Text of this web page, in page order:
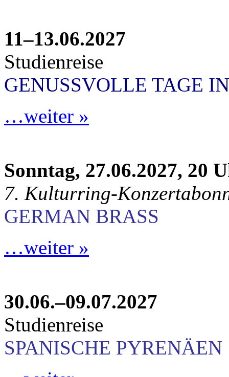
11–13.06.2027
Studienreise
GENUSSVOLLE TAGE
…weiter »
Sonntag, 27.06.2027, 20
7. Kulturring-
GERMAN BRASS
…weiter »
30.06.–09.07.2027
Studienreise
SPANISCHE PYRENÄEN